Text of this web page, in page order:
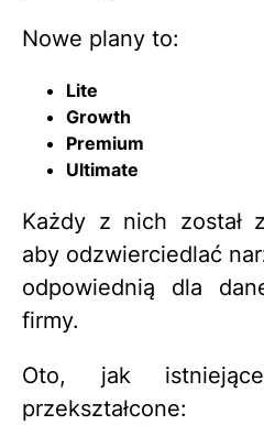
Nowe plany to:
Lite
Growth
Premium
Ultimate
Każdy z nich został
aby odzwierciedlać
odpowiednią dla
firmy.
Oto, jak
przekształcone: